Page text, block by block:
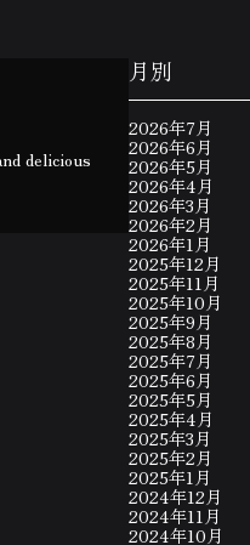
delicious
月別
2026年7月
2026年6月
2026年5月
2026年4月
2026年3月
2026年2月
2026年1月
2025年12月
2025年11月
2025年10月
2025年9月
2025年8月
2025年7月
2025年6月
2025年5月
2025年4月
2025年3月
2025年2月
2025年1月
2024年12月
2024年11月
2024年10月